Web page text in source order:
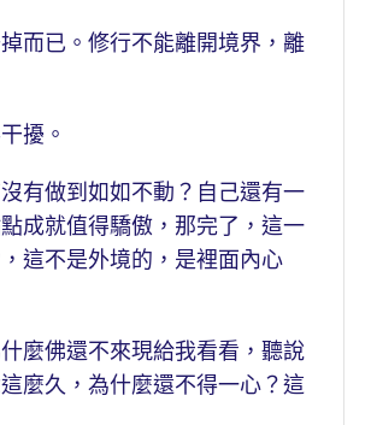
而已。修行不能離開境界，離
擾。
有做到如如不動？自己還有一
成就值得驕傲，那完了，這一
這不是外境的，是裡面內心
麼佛還不來現給我看看，聽說
麼久，為什麼還不得一心？這